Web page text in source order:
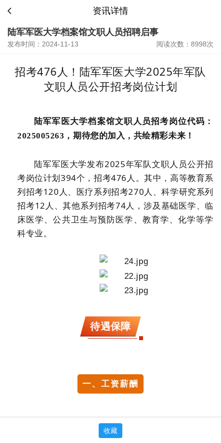
资讯详情
陆军军医大学档案馆文职人员招聘启事
发布时间：2024-11-13 阅读次数：8998次
招考476人！陆军军医大学2025年军队
文职人员公开招考岗位计划
陆军军医大学档案馆文职人员招考岗位代码：
2025005263，期待您的加入，共绘精彩未来！
陆军军医大学发布2025年军队文职人员公开招
考岗位计划394个，招考476人。其中，高等教育系
列招考120人、医疗系列招考270人、科学研究系列
招考12人、其他系列招考74人，涉及基础医学、临
床医学、公共卫生与预防医学、教育学、化学等学
科专业。
待遇保障
一、工资薪酬
文职人员工资包括基本工资、津贴、补贴等。
收藏